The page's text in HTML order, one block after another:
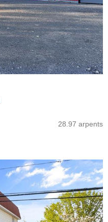
28.97 arpents